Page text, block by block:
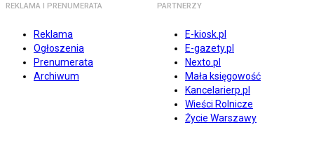
REKLAMA I PRENUMERATA
Reklama
Ogłoszenia
Prenumerata
Archiwum
PARTNERZY
E-kiosk.pl
E-gazety.pl
Nexto.pl
Mała księgowość
Kancelarierp.pl
Wieści Rolnicze
Życie Warszawy